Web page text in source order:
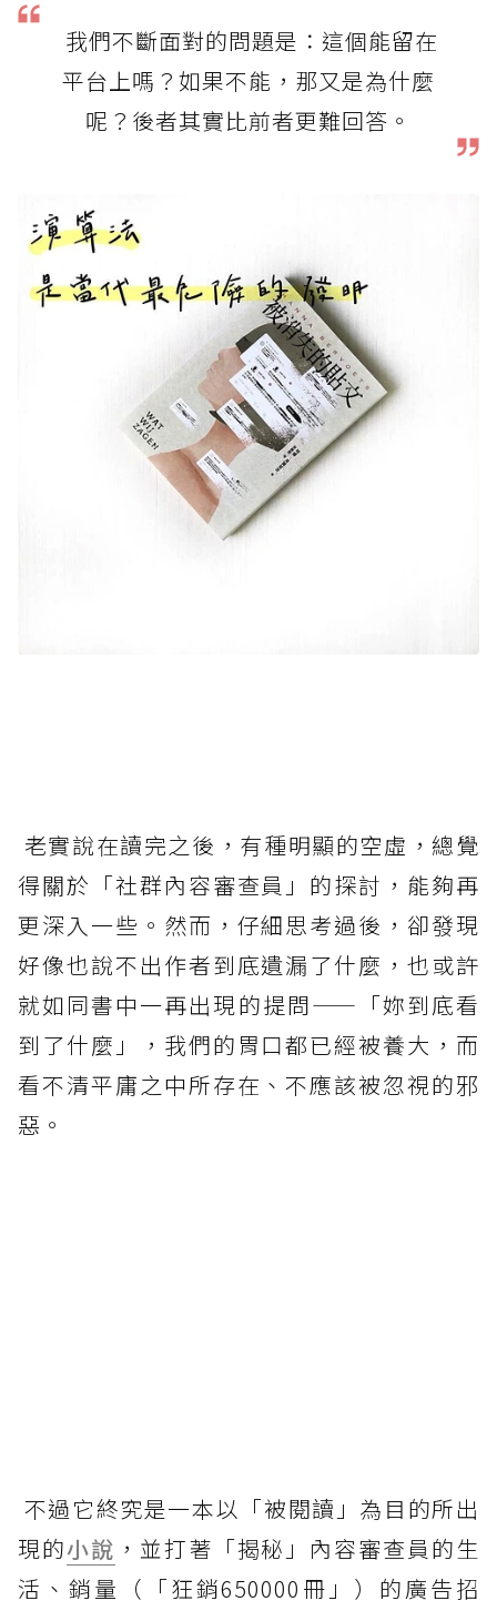
我們不斷面對的問題是：這個能留在
平台上嗎？如果不能，那又是為什麼
呢？後者其實比前者更難回答。
老實說在讀完之後，有種明顯的空虛，總覺
得關於「社群內容審查員」的探討，能夠再
更深入一些。然而，仔細思考過後，卻發現
好像也說不出作者到底遺漏了什麼，也或許
就如同書中一再出現的提問——「妳到底看
到了什麼」，我們的胃口都已經被養大，而
看不清平庸之中所存在、不應該被忽視的邪
惡。
不過它終究是一本以「被閱讀」為目的所出
現的小說 ，並打著「揭秘」內容審查員的生
活、銷量（「狂銷650000冊」）的廣告招